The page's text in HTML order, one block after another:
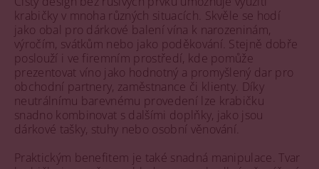
krabičky v mnoha různých situacích. Skvěle se hodí
jako obal pro dárkové balení vína k narozeninám,
výročím, svátkům nebo jako poděkování. Stejně dobře
poslouží i ve firemním prostředí, kde pomůže
prezentovat víno jako hodnotný a promyšlený dar pro
obchodní partnery, zaměstnance či klienty. Díky
neutrálnímu barevnému provedení lze krabičku
snadno kombinovat s dalšími doplňky, jako jsou
dárkové tašky, stuhy nebo osobní věnování.
Praktickým benefitem je také snadná manipulace. Tvar